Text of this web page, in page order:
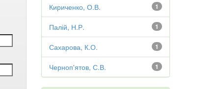
1
Кириченко, О.В.
1
Палій, Н.Р.
1
Сахарова, К.О.
1
Черноп'ятов, С.В.